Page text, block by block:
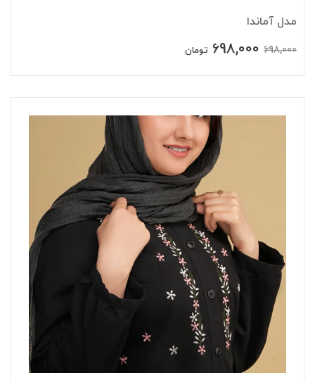
مدل آماندا
698,000
698,000 تومان